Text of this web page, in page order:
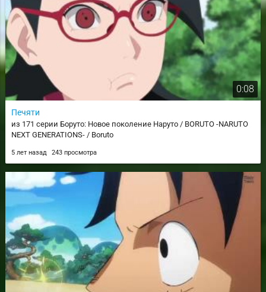
0:08
Печяти
из 171 серии Боруто: Новое поколение Наруто / BORUTO -NARUTO
NEXT GENERATIONS- / Boruto
5 лет назад 243 просмотра